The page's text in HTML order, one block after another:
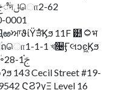
143 Cecil Street #19-
ϚϨʔγΞ Level 16